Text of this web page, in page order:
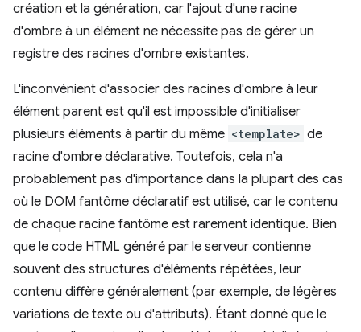
création et la génération, car l'ajout d'une racine
d'ombre à un élément ne nécessite pas de gérer un
registre des racines d'ombre existantes.
L'inconvénient d'associer des racines d'ombre à leur
élément parent est qu'il est impossible d'initialiser
plusieurs éléments à partir du même <template> de
racine d'ombre déclarative. Toutefois, cela n'a
probablement pas d'importance dans la plupart des cas
où le DOM fantôme déclaratif est utilisé, car le contenu
de chaque racine fantôme est rarement identique. Bien
que le code HTML généré par le serveur contienne
souvent des structures d'éléments répétées, leur
contenu diffère généralement (par exemple, de légères
variations de texte ou d'attributs). Étant donné que le